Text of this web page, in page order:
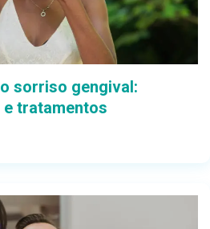
sorriso gengival:
tratamentos